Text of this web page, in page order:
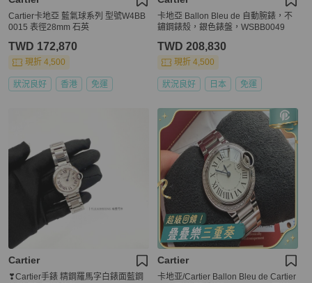
Cartier卡地亞 藍氣球系列 型號W4BB
0015 表徑28mm 石英
TWD 172,870
現折 4,500
狀況良好 香港 免運
卡地亞 Ballon Bleu de 自動腕錶，不
鏽鋼錶殼，銀色錶盤，WSBB0049
TWD 208,830
現折 4,500
狀況良好 日本 免運
Cartier
❣Cartier手錶 精鋼羅馬字白錶面藍鋼
Cartier
卡地亚/Cartier Ballon Bleu de Cartier